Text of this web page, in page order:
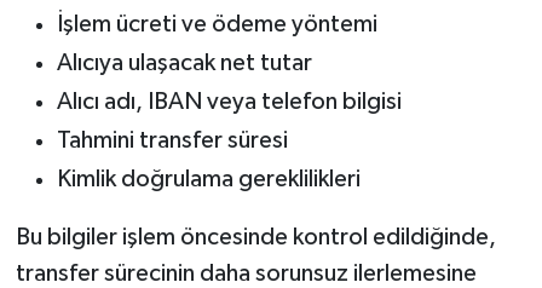
İşlem ücreti ve ödeme yöntemi
Alıcıya ulaşacak net tutar
Alıcı adı, IBAN veya telefon bilgisi
Tahmini transfer süresi
Kimlik doğrulama gereklilikleri
Bu bilgiler işlem öncesinde kontrol edildiğinde,
transfer sürecinin daha sorunsuz ilerlemesine